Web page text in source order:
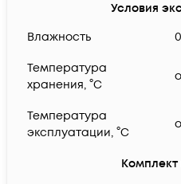
Условия
Влажность
Температура
хранения, °C
Температура
эксплуатации, °C
Комплект